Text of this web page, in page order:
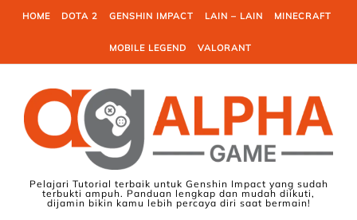
Skip to content
HOME DOTA 2 GENSHIN IMPACT LAIN – LAIN MINECRAFT
MOBILE LEGEND VALORANT
Pelajari Tutorial terbaik untuk Genshin Impact yang sudah
terbukti ampuh. Panduan lengkap dan mudah diikuti,
dijamin bikin kamu lebih percaya diri saat bermain!